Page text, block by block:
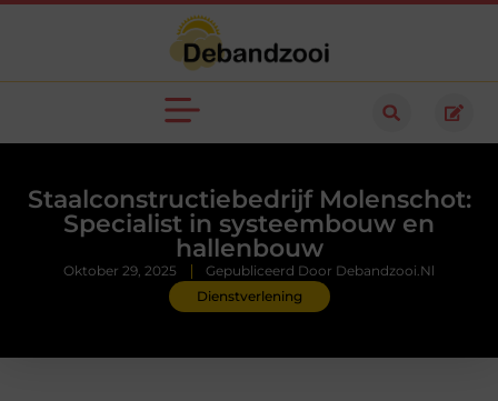
Staalconstructiebedrijf Molenschot:
Specialist in systeembouw en
hallenbouw
Dienstverlening
Oktober 29, 2025 Gepubliceerd Door Debandzooi.nl